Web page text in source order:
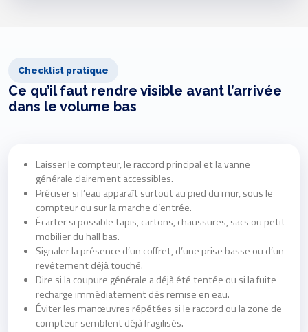
Checklist pratique
Ce qu’il faut rendre visible avant l’arrivée
dans le volume bas
Laisser le compteur, le raccord principal et la vanne
générale clairement accessibles.
Préciser si l’eau apparaît surtout au pied du mur, sous le
compteur ou sur la marche d’entrée.
Écarter si possible tapis, cartons, chaussures, sacs ou petit
mobilier du hall bas.
Signaler la présence d’un coffret, d’une prise basse ou d’un
revêtement déjà touché.
Dire si la coupure générale a déjà été tentée ou si la fuite
recharge immédiatement dès remise en eau.
Éviter les manœuvres répétées si le raccord ou la zone de
compteur semblent déjà fragilisés.